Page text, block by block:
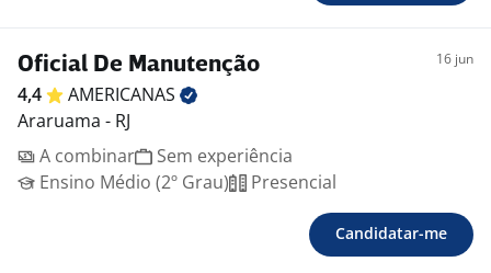
Oficial De Manutenção 16 jun
4,4
AMERICANAS
Araruama - RJ
A combinar
Sem experiência
Ensino Médio (2º Grau)
Presencial
Candidatar-me